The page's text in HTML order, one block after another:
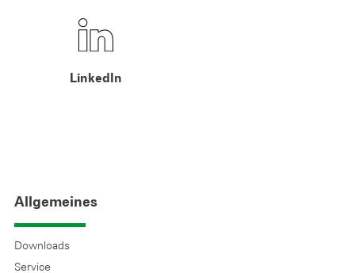
LinkedIn
Allgemeines
Downloads
Service